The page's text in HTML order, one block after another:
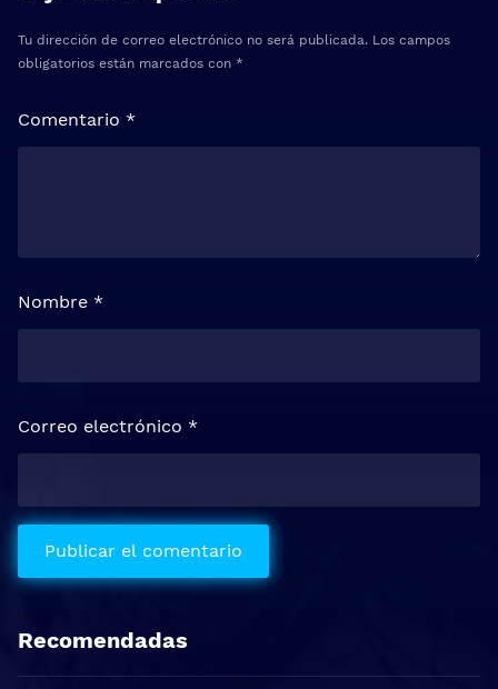
Tu dirección de correo electrónico no será publicada. Los campos
obligatorios están marcados con *
Comentario *
Nombre *
Correo electrónico *
Recomendadas